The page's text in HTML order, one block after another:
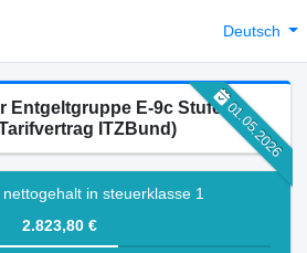
Deutsch
01.05.2026
Entgeltgruppe E-9c Stufe 2
ITZBund)
in steuerklasse 1
2.823,80 €